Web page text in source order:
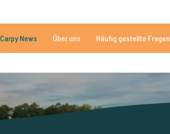
Carpy News Über uns Häufig gestellte Fragen